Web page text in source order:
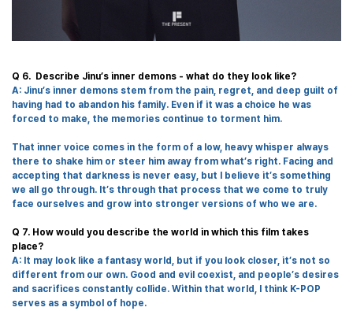
Q 6. Describe Jinu’s inner demons - what do they look like?
A: Jinu’s inner demons stem from the pain, regret, and deep guilt of
having had to abandon his family. Even if it was a choice he was
forced to make, the memories continue to torment him.
That inner voice comes in the form of a low, heavy whisper always
there to shake him or steer him away from what’s right. Facing and
accepting that darkness is never easy, but I believe it’s something
we a
go through. It’s through that process that we come to truly
face ourselves and grow into stronger versions of who we are.
Q 7. How would you describe the world in which this film takes
place?
A: It may look like a fantasy world, but if you look closer, it’s not so
different from our own. Good and evil coexist, and people’s desires
and sacrifices constantly collide. Within that world, I think K-POP
serves as a symbol of hope.